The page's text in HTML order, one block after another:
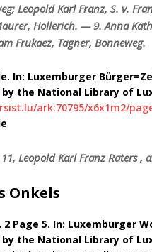
Leopold Karl Franz, S. v.
Hollerich. — 9. Anna
Frukaez, Tagner, Bonneweg.
In: Luxemburger
the National Library of
ark:70795/x6x1m2/
11, Leopold Karl Franz Raters ,
Onkels
Page 5. In: Luxemburger
the National Library of